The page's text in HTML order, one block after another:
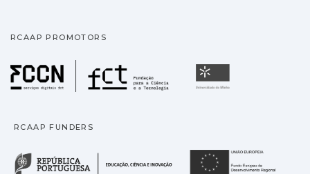
RCAAP PROMOTORS
Fundação para a
RCAAP FUNDERS
República Portuguesa